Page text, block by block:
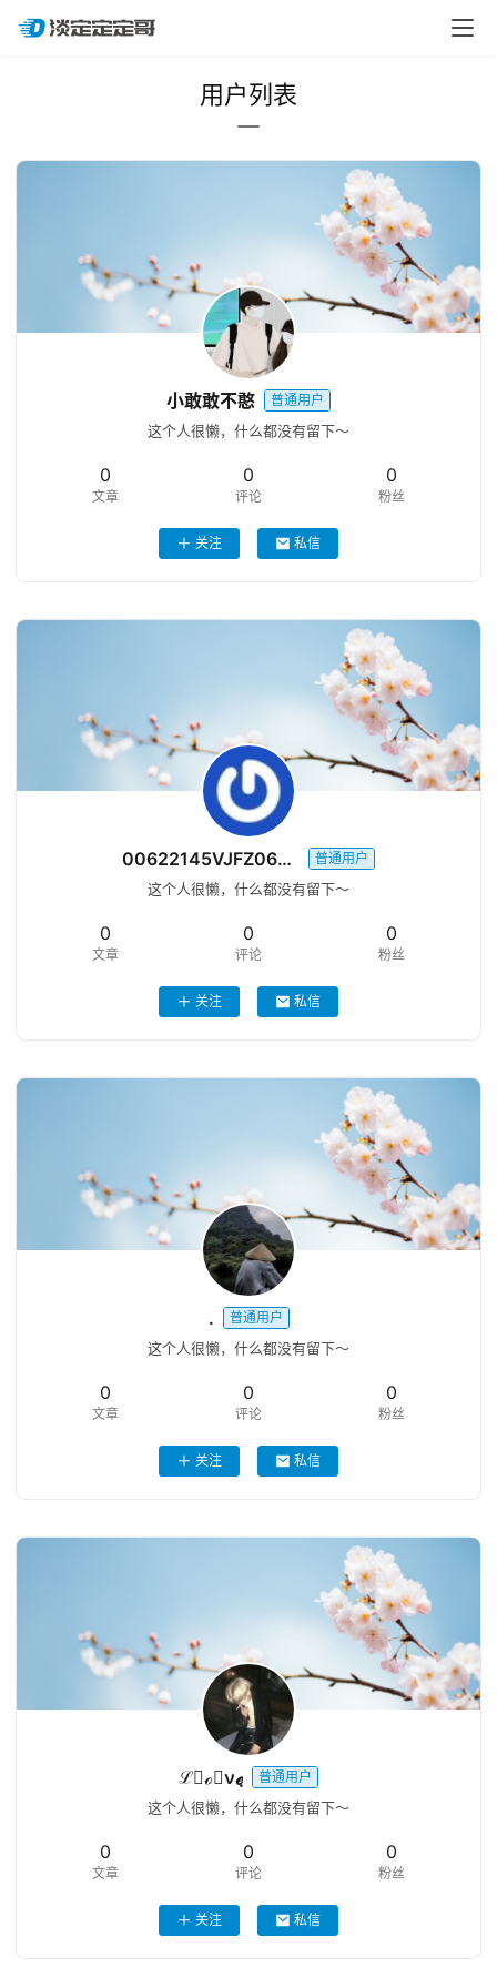
用户列表
小敢敢不憨 普通用户
这个人很懒，什么都没有留下～
0
文章
0
评论
0
粉丝
关注 私信
00622145VJFZ0643GOH 普通用户
这个人很懒，什么都没有留下～
0
文章
0
评论
0
粉丝
关注 私信
. 普通用户
这个人很懒，什么都没有留下～
0
文章
0
评论
0
粉丝
关注 私信
ℒฺℴฺνℯฺ 普通用户
这个人很懒，什么都没有留下～
0
文章
0
评论
0
粉丝
关注 私信